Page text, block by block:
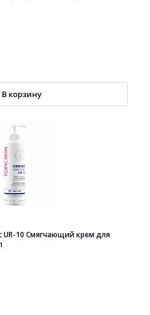
В корзину
UR-10 Смягчающий крем для